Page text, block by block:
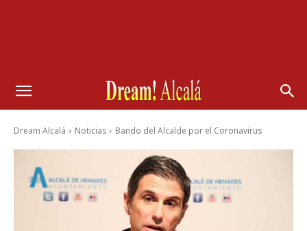
Dream Alcalá Noticias Bando del Alcalde por el Coronavirus